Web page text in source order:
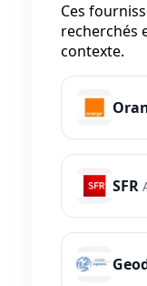
Ces
recherchés
contexte.
SFR